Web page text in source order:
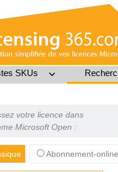
SKUs
votre licence dans
Microsoft Open :
Abonnement-online